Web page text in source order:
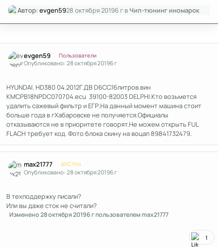
Автор:evgen5928 октября 20196 г в Чип-тюнинг иномарок
evgen59 Пользователи
Опубликовано:28 октября 20196 г
HYUNDAI. HD380 04.2012Г.ДВ D6CC.16литров.вин
KMCPB18NPDC070704.ecu 39100-82003 DELPHI.Кто возьмется
удалить сажевый фильтр и ЕГР.На данный момент машина стоит
больше года в гХабаровске не получяется.Официалы
отказываются не в приоритете говорят.Не можем открыть FUL
FLACH требует код. Фото блока скину на воцап 89841732479.
max21777 APC Pro
Опубликовано:28 октября 20196 г
В техподдержку писали?
Или вы даже сток не считали?
Изменено28 октября 20196 гпользователем max21777
1